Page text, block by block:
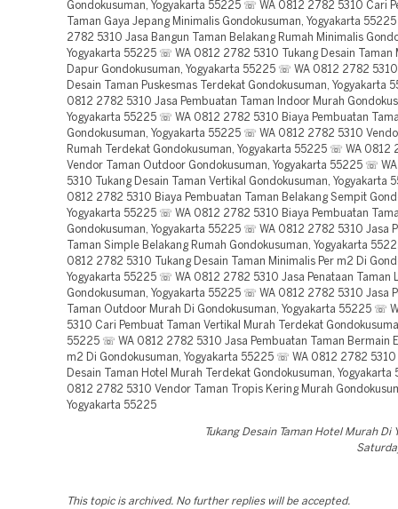
Gondokusuman, Yogyakarta 55225 ☏ WA 0812 2782 5310 Cari
Taman Gaya Jepang Minimalis Gondokusuman, Yogyakarta
2782 5310 Jasa Bangun Taman Belakang Rumah Minimalis
Yogyakarta 55225 ☏ WA 0812 2782 5310 Tukang Desain Taman
Dapur Gondokusuman, Yogyakarta 55225 ☏ WA 0812 2782
Desain Taman Puskesmas Terdekat Gondokusuman, Yogyakarta
0812 2782 5310 Jasa Pembuatan Taman Indoor Murah
Yogyakarta 55225 ☏ WA 0812 2782 5310 Biaya Pembuatan
Gondokusuman, Yogyakarta 55225 ☏ WA 0812 2782 5310
Rumah Terdekat Gondokusuman, Yogyakarta 55225 ☏ WA 0812
Vendor Taman Outdoor Gondokusuman, Yogyakarta 55225 ☏
5310 Tukang Desain Taman Vertikal Gondokusuman, Yogyakarta
0812 2782 5310 Biaya Pembuatan Taman Belakang Sempit
Yogyakarta 55225 ☏ WA 0812 2782 5310 Biaya Pembuatan
Gondokusuman, Yogyakarta 55225 ☏ WA 0812 2782 5310 Jasa
Taman Simple Belakang Rumah Gondokusuman, Yogyakarta
0812 2782 5310 Tukang Desain Taman Minimalis Per m2 Di
Yogyakarta 55225 ☏ WA 0812 2782 5310 Jasa Penataan Taman
Gondokusuman, Yogyakarta 55225 ☏ WA 0812 2782 5310 Jasa
Taman Outdoor Murah Di Gondokusuman, Yogyakarta 55225 ☏
5310 Cari Pembuat Taman Vertikal Murah Terdekat
55225 ☏ WA 0812 2782 5310 Jasa Pembuatan Taman Bermain
m2 Di Gondokusuman, Yogyakarta 55225 ☏ WA 0812 2782 5310
Desain Taman Hotel Murah Terdekat Gondokusuman,
0812 2782 5310 Vendor Taman Tropis Kering Murah
Yogyakarta 55225
Tukang Desain Taman Hotel Murah Di
This topic is archived. No further replies will be accepted.